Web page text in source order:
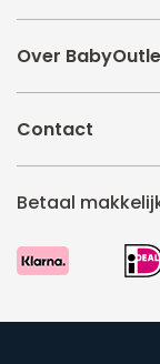
Over
Contact
Betaal